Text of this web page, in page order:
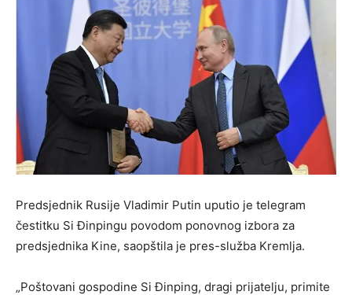
Predsjednik Rusije Vladimir Putin uputio je telegram
čestitku Si Đinpingu povodom ponovnog izbora za
predsjednika Kine, saopštila je pres-služba Kremlja.
„Poštovani gospodine Si Đinping, dragi prijatelju, primite